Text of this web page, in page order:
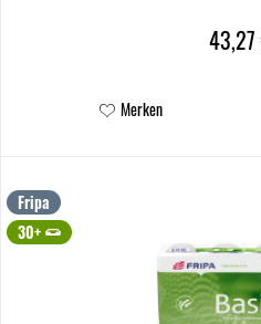
Merken
Fripa
30+